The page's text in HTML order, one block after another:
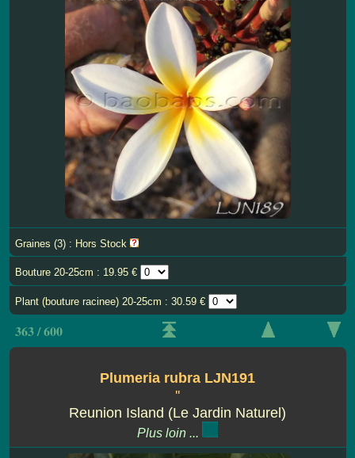
Graines (3) : Hors Stock
Bouture 20-25cm : 19.95 €
Plant (bouture racinee) 20-25cm : 30.59 €
363 / 600
Plumeria rubra LJN191
''
Reunion Island (Le Jardin Naturel)
Plus loin ...